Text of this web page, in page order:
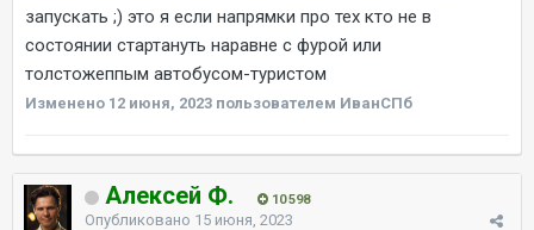
запускать ;) это я если напрямки про тех кто не в
состоянии стартануть наравне с фурой или
толстожеппым автобусом-туристом
Изменено 12 июня, 2023 пользователем ИванСПб
Алексей Ф. 10 598
Опубликовано 15 июня, 2023